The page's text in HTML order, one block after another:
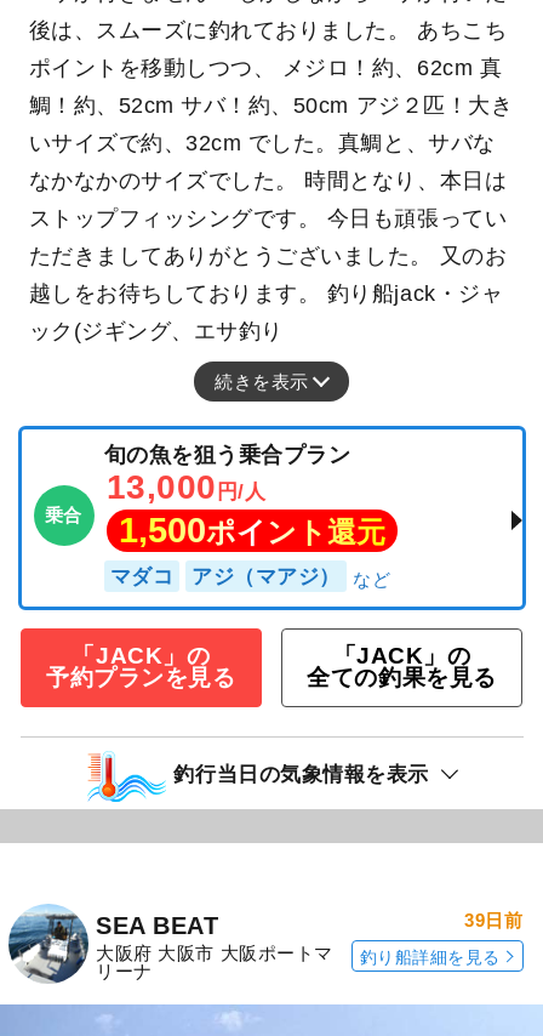
後は、スムーズに釣れておりました。 あちこち
ポイントを移動しつつ、 メジロ！約、62cm 真
鯛！約、52cm サバ！約、50cm アジ２匹！大き
いサイズで約、32cm でした。真鯛と、サバな
なかなかのサイズでした。 時間となり、本日は
ストップフィッシングです。 今日も頑張ってい
ただきましてありがとうございました。 又のお
越しをお待ちしております。 釣り船jack・ジャ
ック(ジギング、エサ釣り
続きを表示
乗合
旬の魚を狙う乗合プラン
13,000 円/人
1,500ポイント還元
マダコ アジ（マアジ）
「JACK」の
予約プランを見る
「JACK」の
全ての釣果を見る
釣行当日の気象情報を表示
SEA BEAT
大阪府 大阪市 大阪ポートマ
リーナ
39日前
釣り船詳細を見る